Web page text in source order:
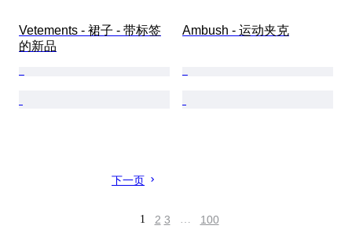
Vetements - 裙子 - 带标签
的新品
Ambush - 运动夹克
下一页
1 2 3 … 100